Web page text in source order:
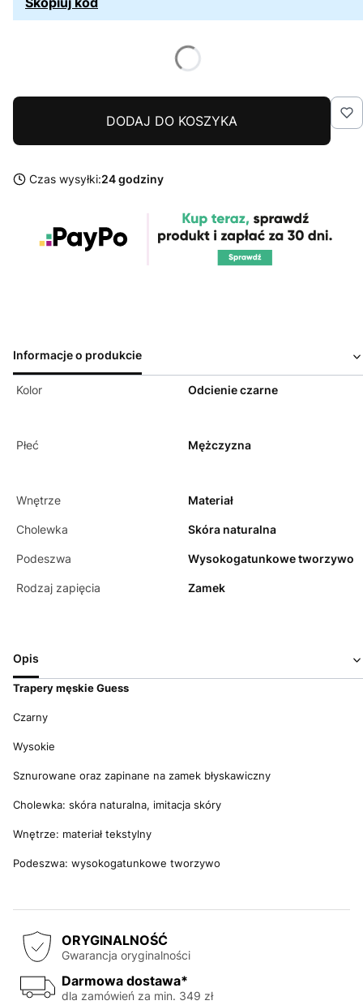
DODAJ DO KOSZYKA
Czas wysyłki:24 godziny
Informacje o produkcie
Kolor Odcienie czarne
Płeć Mężczyzna
Wnętrze Materiał
Cholewka Skóra naturalna
Podeszwa Wysokogatunkowe tworzywo
Rodzaj zapięcia Zamek
Opis
Trapery męskie Guess
Czarny
Wysokie
Sznurowane oraz zapinane na zamek błyskawiczny
Cholewka: skóra naturalna, imitacja skóry
Wnętrze: materiał tekstylny
Podeszwa: wysokogatunkowe tworzywo
ORYGINALNOŚĆ
Gwarancja oryginalności
Darmowa dostawa*
dla zamówień za min. 349 zł